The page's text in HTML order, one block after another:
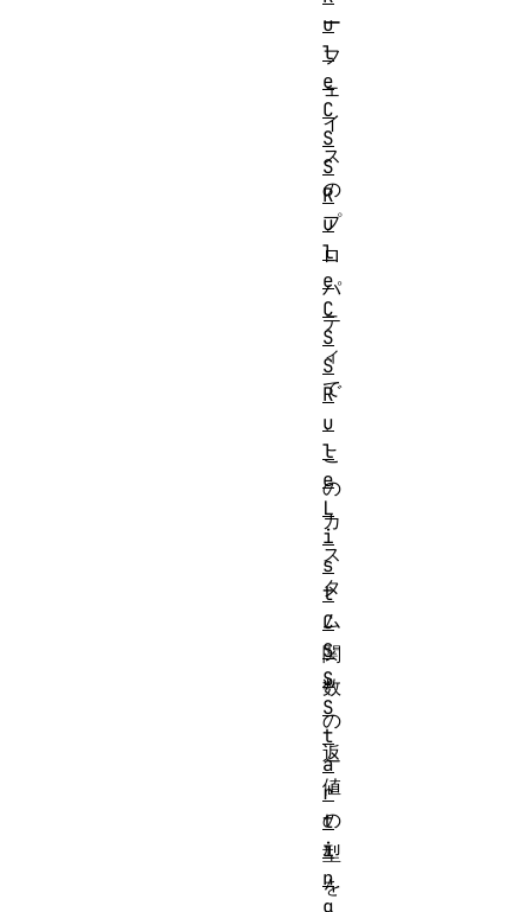
ー
フ
ェ
イ
ス
の
プ
ロ
パ
テ
ィ
で
、
こ
の
カ
ス
タ
ム
関
数
の
返
値
の
型
を
u
l
e
C
S
S
R
u
l
e
C
S
S
R
u
l
e
L
i
s
t
C
S
S
S
t
a
r
t
i
n
g